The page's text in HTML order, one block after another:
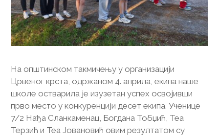
На општинском такмичењу у организацији
Црвеног крста, одржаном 4. априла, екипа наше
школе остварила је изузетан успех освојивши
прво место у конкуренцији десет екипа. Ученице
7/2 Нађа Сланкаменац, Богдана Тобџић, Теа
Терзић и Теа Јовановић овим резултатом су